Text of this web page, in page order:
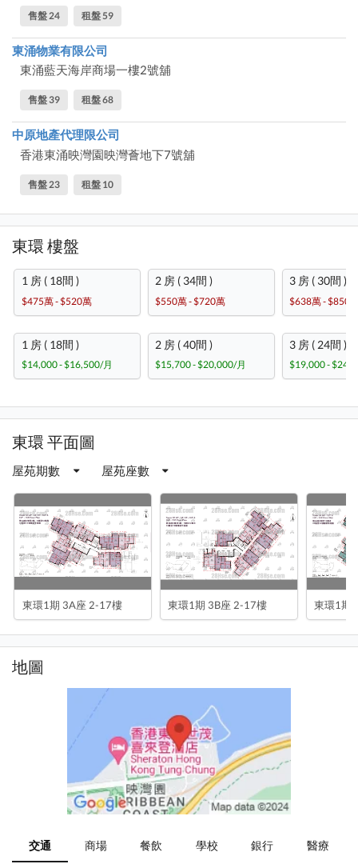
售盤 24 租盤 59
東涌物業有限公司
東涌藍天海岸商場一樓2號舖
售盤 39 租盤 68
中原地產代理限公司
香港東涌映灣園映灣薈地下7號舖
售盤 23 租盤 10
東環 樓盤
1 房 ( 18間 )
$475萬 - $520萬
2 房 ( 34間 )
$550萬 - $720萬
3 房 ( 30間 )
$638萬 - $850
1 房 ( 18間 )
$14,000 - $16,500/月
2 房 ( 40間 )
$15,700 - $20,000/月
3 房 ( 24間 )
$19,000 -
東環 平面圖
屋苑期數 屋苑座數
東環1期 3A座 2-17樓 東環1期 3B座 2-17樓 東環1期
地圖
交通 商場 餐飲 學校 銀行 醫療